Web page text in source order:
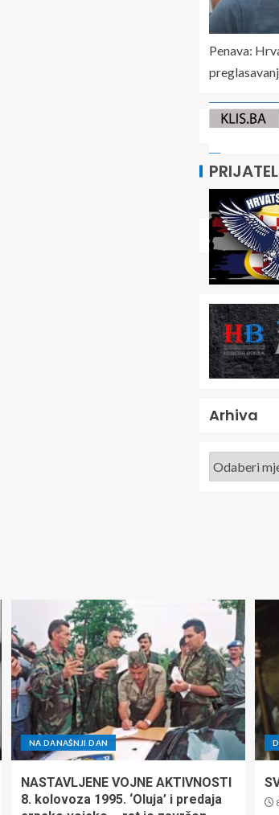
Penava:
Arhiva
NA DANAŠNJI DAN
NASTAVLJENE VOJNE AKTIVNOSTI
8. kolovoza 1995. ‘Oluja’ i predaja